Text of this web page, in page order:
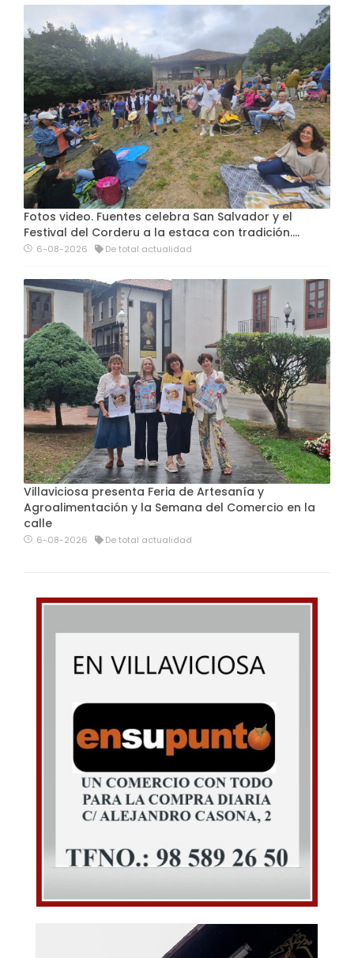
Fotos video. Fuentes celebra San Salvador y el
Festival del Corderu a la estaca con tradición....
6-08-2026 De total actualidad
Villaviciosa presenta Feria de Artesanía y
Agroalimentación y la Semana del Comercio en la
calle
6-08-2026 De total actualidad